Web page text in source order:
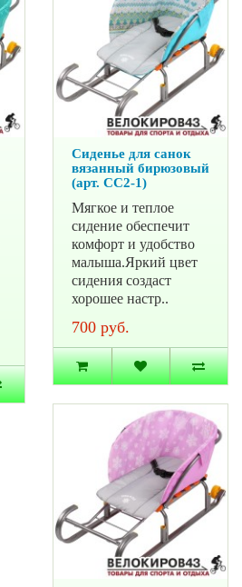
Сиденье для санок
вязанный бирюзовый
(арт. СС2-1)
Мягкое и теплое
сидение обеспечит
комфорт и удобство
малыша.Яркий цвет
сидения создаст
хорошее настр..
700 руб.